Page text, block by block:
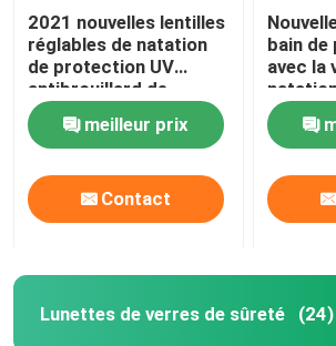
Prise d'air de plongée à l'air
2021 nouvelles lentilles
réglables de natation
de protection UV
antibrouillard de
lunettes de bain pour
des femmes des
hommes
meilleur prix
Contact
bain
avec la
lentille
Lunettes de verres de sûreté (24)